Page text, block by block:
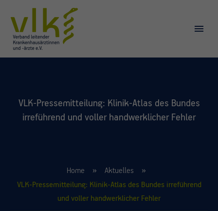
VLK-Pressemitteilung: Klinik-Atlas des Bundes
irreführend und voller handwerklicher Fehler
Home
Aktuelles
VLK-Pressemitteilung: Klinik-Atlas des Bundes irreführend
und voller handwerklicher Fehler